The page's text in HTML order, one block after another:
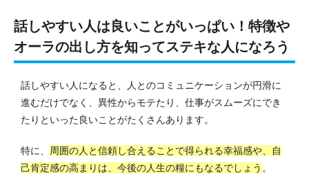
話しやすい人は良いことがいっぱい！特徴や
オーラの出し方を知ってステキな人になろう
話しやすい人になると、人とのコミュニケーションが円滑に
進むだけでなく、異性からモテたり、仕事がスムーズにでき
たりといった良いことがたくさんあります。
特に、 周囲の人と信頼し合えることで得られる幸福感や、自
己肯定感の高まりは、今後の人生の糧にもなるでしょう 。